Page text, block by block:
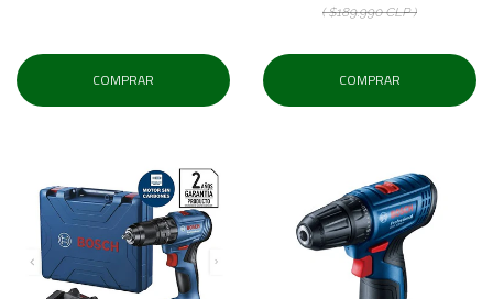
COMPRAR
( $189.990 CLP )
COMPRAR